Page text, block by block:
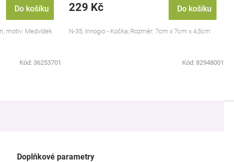
Do košíku
motiv: Medvídek
Kód: 36253701
229 Kč Do košíku
N-35, Innogio - Kočka, Rozměr: 7cm x 7cm x 4,5cm
Kód: 82948001
Doplňkové parametry